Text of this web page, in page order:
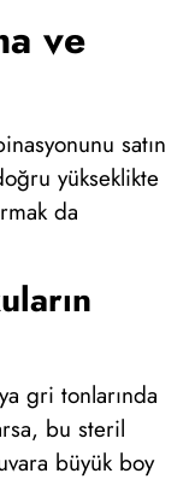
ve
satın
yükseklikte
da
gri tonlarında
bu steril
büyük boy